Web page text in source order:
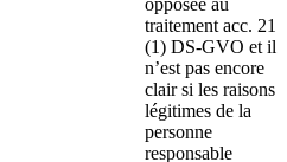
traitement acc. 21
(1) DS-GVO et il
n’est pas encore
clair si les raisons
légitimes de la
personne
responsable